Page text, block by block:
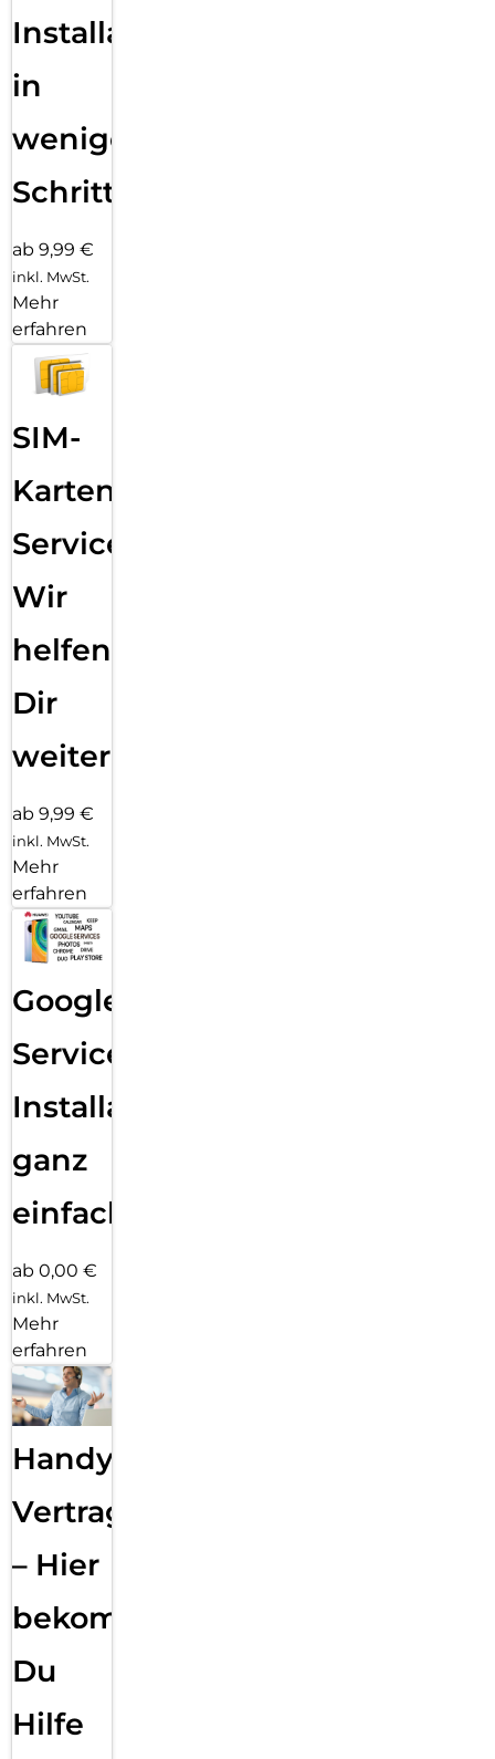
Installation
in
wenigen
Schritten
ab 9,99 €
inkl. MwSt.
Mehr
erfahren
SIM-
Karten
Service:
Wir
helfen
Dir
weiter
ab 9,99 €
inkl. MwSt.
Mehr
erfahren
Google
Services
Installation
ganz
einfach
ab 0,00 €
inkl. MwSt.
Mehr
erfahren
Handy
Vertragsabwicklung
– Hier
bekommst
Du
Hilfe